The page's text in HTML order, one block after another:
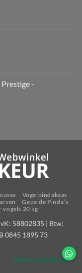
-
Vogelpindakaas
Gepelde Pinda’s
vogels 20 kg
58802835 | Btw:
0845 1895 73
WebwinkelKeur